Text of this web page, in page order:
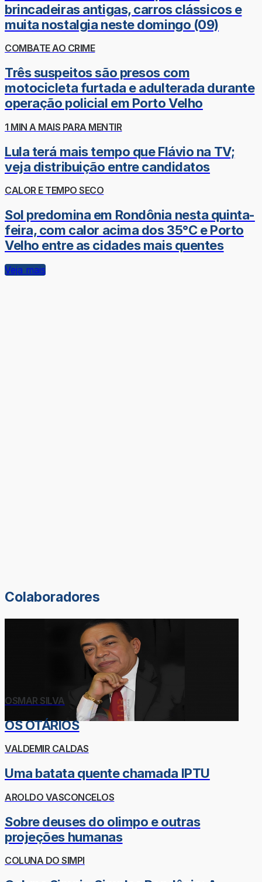
brincadeiras antigas, carros clássicos e
muita nostalgia neste domingo (09)
COMBATE AO CRIME
Três suspeitos são presos com
motocicleta furtada e adulterada durante
operação policial em Porto Velho
1 MIN A MAIS PARA MENTIR
Lula terá mais tempo que Flávio na TV;
veja distribuição entre candidatos
CALOR E TEMPO SECO
Sol predomina em Rondônia nesta quinta-
feira, com calor acima dos 35°C e Porto
Velho entre as cidades mais quentes
Veja mais
Colaboradores
OSMAR SILVA
OS OTÁRIOS
VALDEMIR CALDAS
Uma batata quente chamada IPTU
AROLDO VASCONCELOS
Sobre deuses do olimpo e outras
projeções humanas
COLUNA DO SIMPI